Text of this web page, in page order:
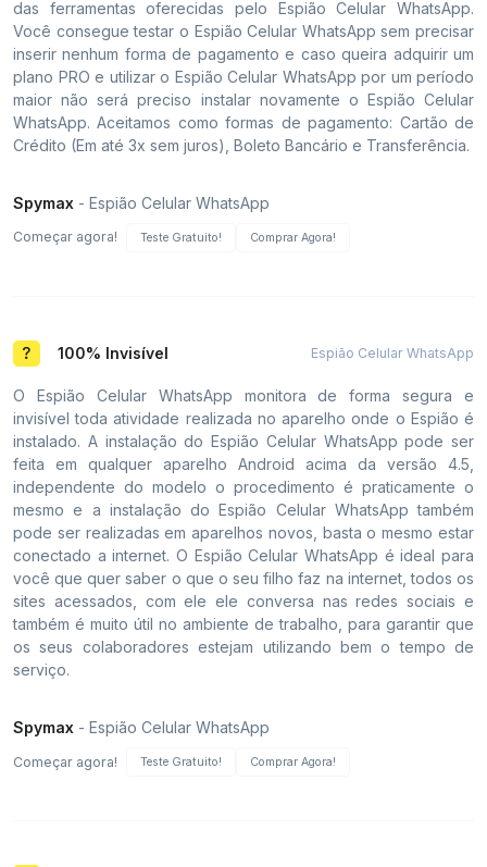
das ferramentas oferecidas pelo Espião Celular WhatsApp.
Você consegue testar o Espião Celular WhatsApp sem precisar
inserir nenhum forma de pagamento e caso queira adquirir um
plano PRO e utilizar o Espião Celular WhatsApp por um período
maior não será preciso instalar novamente o Espião Celular
WhatsApp. Aceitamos como formas de pagamento: Cartão de
Crédito (Em até 3x sem juros), Boleto Bancário e Transferência.
Spymax - Espião Celular WhatsApp
Começar agora! Teste Gratuito! Comprar Agora!
100% Invisível Espião Celular WhatsApp
O Espião Celular WhatsApp monitora de forma segura e
invisível toda atividade realizada no aparelho onde o Espião é
instalado. A instalação do Espião Celular WhatsApp pode ser
feita em qualquer aparelho Android acima da versão 4.5,
independente do modelo o procedimento é praticamente o
mesmo e a instalação do Espião Celular WhatsApp também
pode ser realizadas em aparelhos novos, basta o mesmo estar
conectado a internet. O Espião Celular WhatsApp é ideal para
você que quer saber o que o seu filho faz na internet, todos os
sites acessados, com ele ele conversa nas redes sociais e
também é muito útil no ambiente de trabalho, para garantir que
os seus colaboradores estejam utilizando bem o tempo de
serviço.
Spymax - Espião Celular WhatsApp
Começar agora! Teste Gratuito! Comprar Agora!